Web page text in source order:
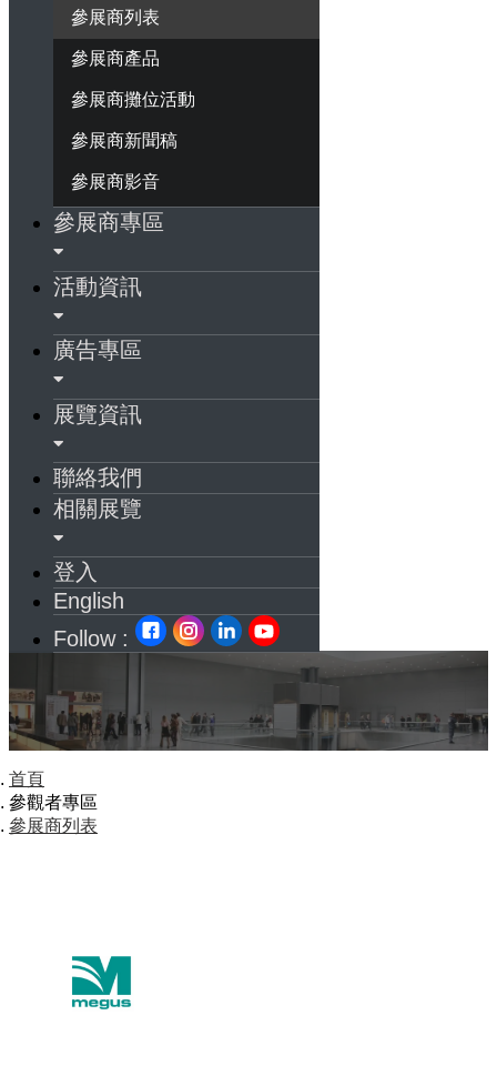
參展商列表
參展商產品
參展商攤位活動
參展商新聞稿
參展商影音
參展商專區
活動資訊
廣告專區
展覽資訊
聯絡我們
相關展覽
登入
English
Follow :
首頁
參觀者專區
參展商列表